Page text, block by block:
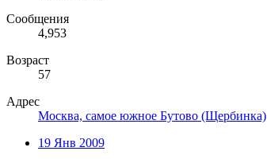
Сообщения
4,953
Возраст
57
Адрес
Москва, самое южное Бутово (Щербинка)
19 Янв 2009